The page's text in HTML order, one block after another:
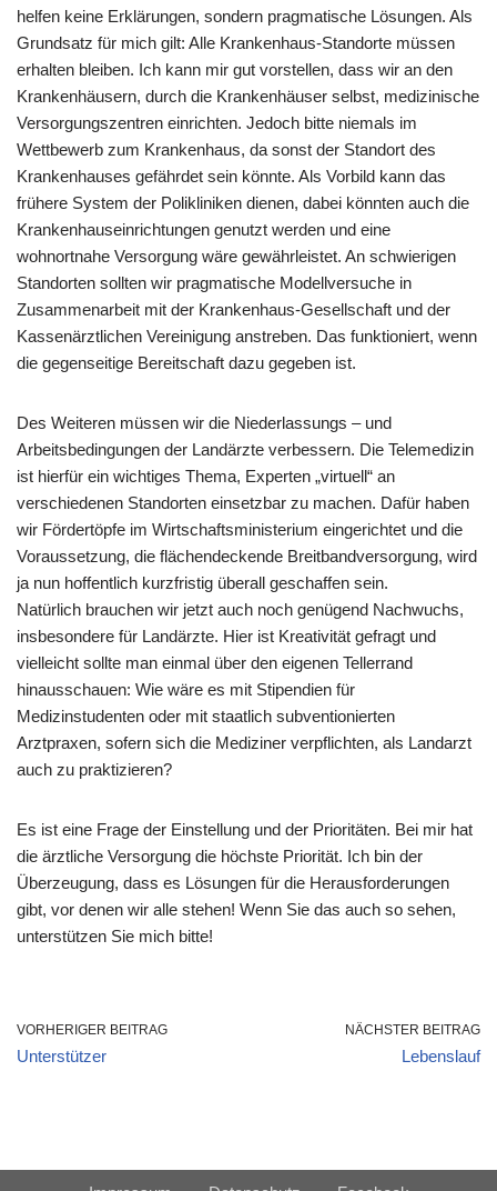
helfen keine Erklärungen, sondern pragmatische Lösungen. Als
Grundsatz für mich gilt: Alle Krankenhaus-Standorte müssen
erhalten bleiben. Ich kann mir gut vorstellen, dass wir an den
Krankenhäusern, durch die Krankenhäuser selbst, medizinische
Versorgungszentren einrichten. Jedoch bitte niemals im
Wettbewerb zum Krankenhaus, da sonst der Standort des
Krankenhauses gefährdet sein könnte. Als Vorbild kann das
frühere System der Polikliniken dienen, dabei könnten auch die
Krankenhauseinrichtungen genutzt werden und eine
wohnortnahe Versorgung wäre gewährleistet. An schwierigen
Standorten sollten wir pragmatische Modellversuche in
Zusammenarbeit mit der Krankenhaus-Gesellschaft und der
Kassenärztlichen Vereinigung anstreben. Das funktioniert, wenn
die gegenseitige Bereitschaft dazu gegeben ist.
Des Weiteren müssen wir die Niederlassungs – und
Arbeitsbedingungen der Landärzte verbessern. Die Telemedizin
ist hierfür ein wichtiges Thema, Experten „virtuell“ an
verschiedenen Standorten einsetzbar zu machen. Dafür haben
wir Fördertöpfe im Wirtschaftsministerium eingerichtet und die
Voraussetzung, die flächendeckende Breitbandversorgung, wird
ja nun hoffentlich kurzfristig überall geschaffen sein.
Natürlich brauchen wir jetzt auch noch genügend Nachwuchs,
insbesondere für Landärzte. Hier ist Kreativität gefragt und
vielleicht sollte man einmal über den eigenen Tellerrand
hinausschauen: Wie wäre es mit Stipendien für
Medizinstudenten oder mit staatlich subventionierten
Arztpraxen, sofern sich die Mediziner verpflichten, als Landarzt
auch zu praktizieren?
Es ist eine Frage der Einstellung und der Prioritäten. Bei mir hat
die ärztliche Versorgung die höchste Priorität. Ich bin der
Überzeugung, dass es Lösungen für die Herausforderungen
gibt, vor denen wir alle stehen! Wenn Sie das auch so sehen,
unterstützen Sie mich bitte!
VORHERIGER BEITRAG
Unterstützer
NÄCHSTER BEITRAG
Lebenslauf